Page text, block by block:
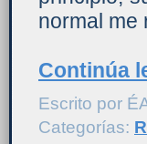
normal me
Continúa
Escrito por
Categorías: